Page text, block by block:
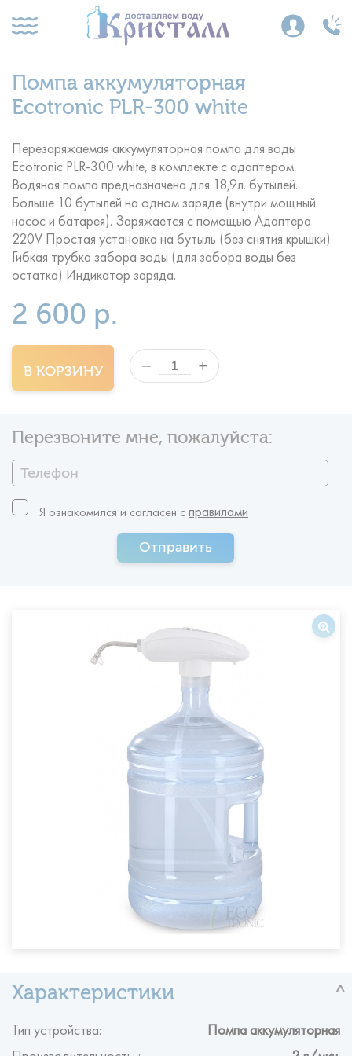
Помпа аккумуляторная
Ecotronic PLR-300 white
Перезаряжаемая аккумуляторная помпа для воды
Ecotronic PLR-300 white, в комплекте с адаптером.
Водяная помпа предназначена для 18,9л. бутылей.
Больше 10 бутылей на одном заряде (внутри мощный
насос и батарея). Заряжается с помощью Адаптера
220V Простая установка на бутыль (без снятия крышки)
Гибкая трубка забора воды (для забора воды без
остатка) Индикатор заряда.
2 600 р.
В КОРЗИНУ — +
Перезвоните мне, пожалуйста:
Отправить
Я ознакомился и согласен c
Тип устройства: Помпа аккумуляторная
Производительность: : 2 л/мин.